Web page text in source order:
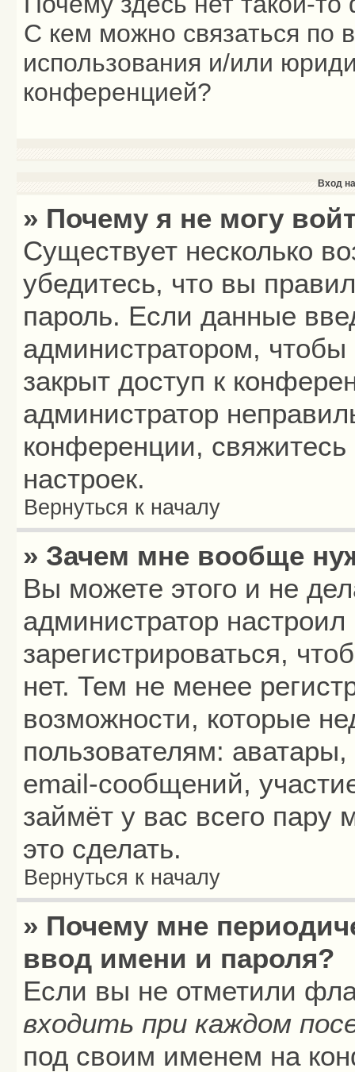
С кем можно связаться по
использования и/или
конференцией?
Вход
» Почему я не могу
Существует несколько
убедитесь, что вы
пароль. Если данные
администратором,
закрыт доступ к
администратор
конференции,
настроек.
Вернуться к началу
» Зачем мне вообще
Вы можете этого и не
администратор
зарегистрироваться,
нет. Тем не менее
возможности, которые
пользователям:
email-сообщений,
займёт у вас всего
это сделать.
Вернуться к началу
» Почему мне
ввод имени и пароля?
Если вы не отметили
входить при каждом
под своим именем на